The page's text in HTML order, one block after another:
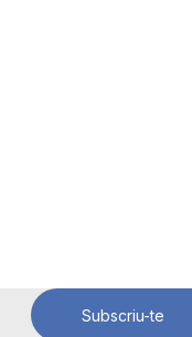
Subscriu-te